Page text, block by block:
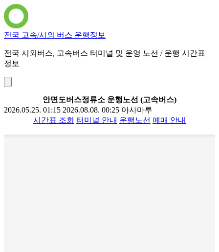
전국 고속/시외 버스 운행정보
전국 시외버스, 고속버스 터미널 및 운영 노선 / 운행 시간표
정보
안면도버스정류소 운행노선 (고속버스)
2026.05.25. 01:15 2026.08.08. 00:25 아사마루
시간표 조회 터미널 안내 운행노선 예매 안내